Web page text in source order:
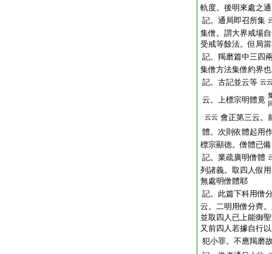
軌度。後明來處之
記。通局即召所集
集僧。謂大界戒場
受戒等餘法。但局
記。羯磨篇中三四
集僧方法集僧約界也
記。古記並云等 云
云。上標宗明體竟
云云 會正第三云。
體。次則依體起用
標宗顯徳。僧體已
記。業疏廣明僧體
列諸義。取四人假
無處明僧體耶
記。此篇下科用僧
云。二明用僧分齊
並取四人已上能御
又前四人若據自行
犯小罪。不應羯磨